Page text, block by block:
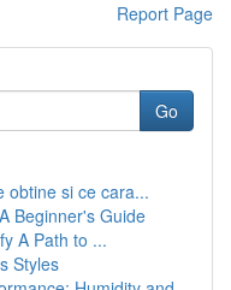
Report Page
Go
obtine si ce cara...
Beginner's Guide
A Path to ...
Styles